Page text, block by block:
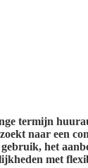
termijn
naar een
het
met